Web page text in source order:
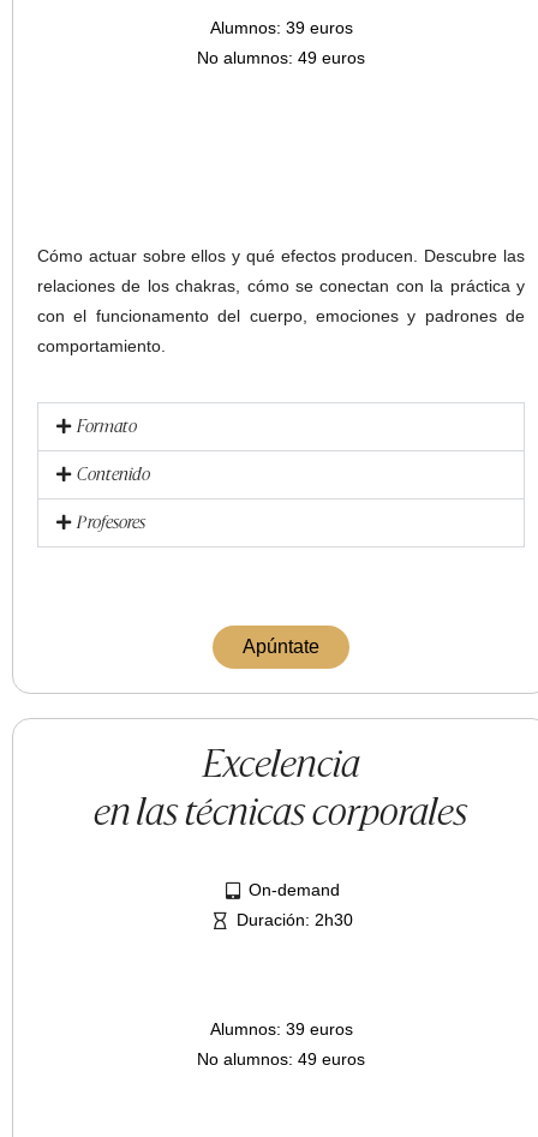
Alumnos: 39 euros
No alumnos: 49 euros
Cómo actuar sobre ellos y qué efectos producen. Descubre las
relaciones de los chakras, cómo se conectan con la práctica y
con el funcionamento del cuerpo, emociones y padrones de
comportamiento.
Formato
Contenido
Profesores
Apúntate
Excelencia
en las técnicas corporales
On-demand
Duración: 2h30
Alumnos: 39 euros
No alumnos: 49 euros